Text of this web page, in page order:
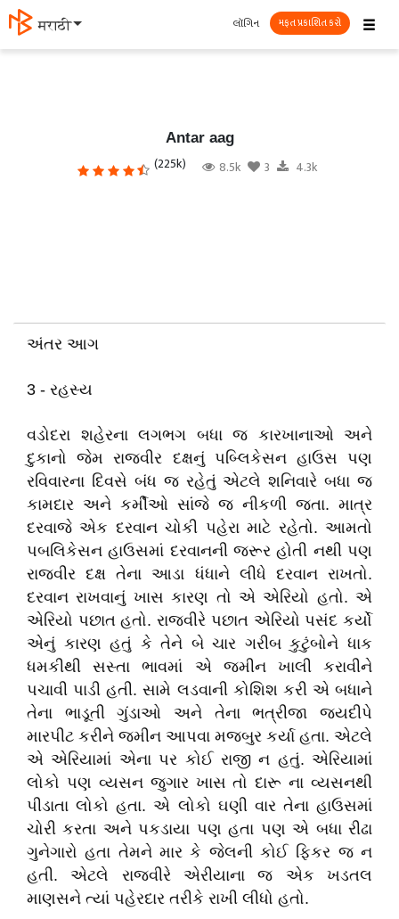
मराठी ☰
લૉગિન મફત પ્રકાશિત કરો
Antar aag
(225k) 8.5k 3 4.3k
અંતર આગ
3 - રહસ્ય
વડોદરા શહેરના લગભગ બધા જ કારખાનાઓ અને
દુકાનો જેમ રાજવીર દક્ષનું પબ્લિકેસન હાઉસ પણ
રવિવારના દિવસે બંધ જ રહેતું એટલે શનિવારે બધા જ
કામદાર અને કર્મીઓ સાંજે જ નીકળી જતા. માત્ર
દરવાજે એક દરવાન ચોકી પહેરા માટે રહેતો. આમતો
પબલિકેસન હાઉસમાં દરવાનની જરૂર હોતી નથી પણ
રાજવીર દક્ષ તેના આડા ધંધાને લીધે દરવાન રાખતો.
દરવાન રાખવાનું ખાસ કારણ તો એ એરિયો હતો. એ
એરિયો પછાત હતો. રાજવીરે પછાત એરિયો પસંદ કર્યો
એનું કારણ હતું કે તેને બે ચાર ગરીબ કુટુંબોને ધાક
ધમકીથી સસ્તા ભાવમાં એ જમીન ખાલી કરાવીને
પચાવી પાડી હતી. સામે લડવાની કોશિશ કરી એ બધાને
તેના ભાડૂતી ગુંડાઓ અને તેના ભત્રીજા જયદીપે
મારપીટ કરીને જમીન આપવા મજબુર કર્યા હતા. એટલે
એ એરિયામાં એના પર કોઈ રાજી ન હતું. એરિયામાં
લોકો પણ વ્યસન જુગાર ખાસ તો દારૂ ના વ્યસનથી
પીડાતા લોકો હતા. એ લોકો ઘણી વાર તેના હાઉસમાં
ચોરી કરતા અને પકડાયા પણ હતા પણ એ બધા રીઢા
ગુનેગારો હતા તેમને માર કે જેલની કોઈ ફિકર જ ન
હતી. એટલે રાજવીરે એરીયાના જ એક ખડતલ
માણસને ત્યાં પહેરદાર તરીકે રાખી લીધો હતો.